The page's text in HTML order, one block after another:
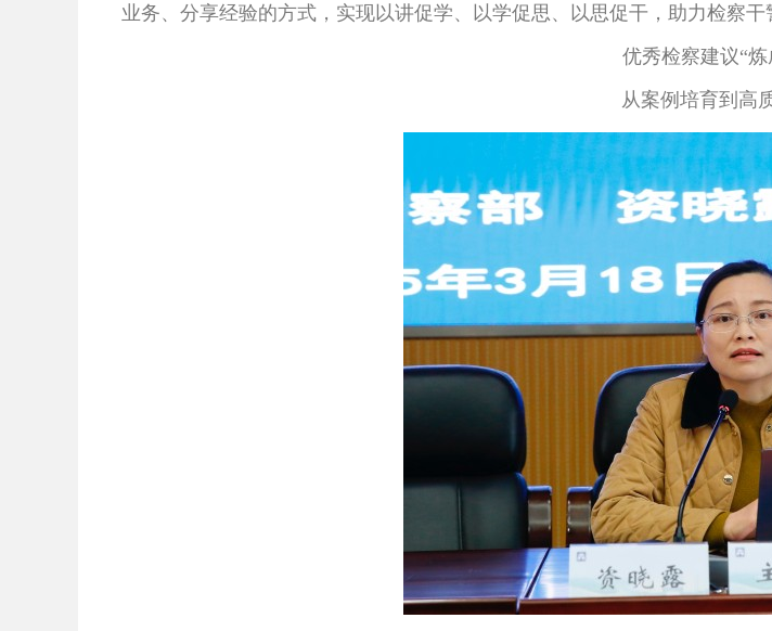
业务、分享经验的方式，实现以讲促学、以学促思、以思促干，助力检察干
优秀检察建议“炼
从案例培育到高